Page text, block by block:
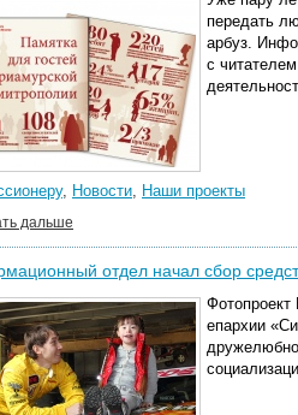
передать
арбуз.
с
, Новости, Наши проекты
дальше
отдел начал сбор
Фотопроект
епархии